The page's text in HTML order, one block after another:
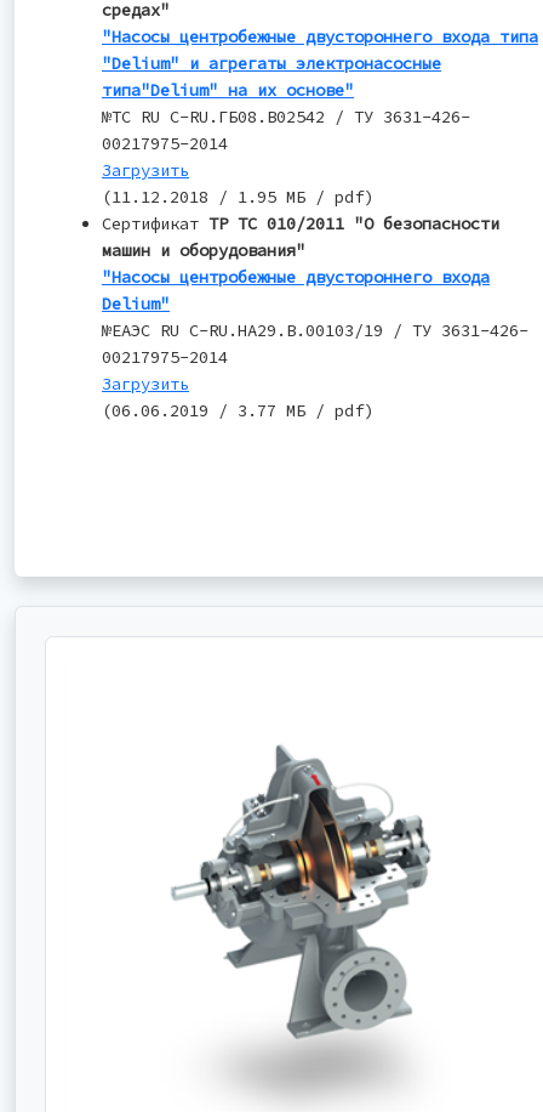
средах"
"Насосы центробежные двустороннего входа типа
"Delium" и агрегаты электронасосные
типа"Delium" на их основе"
№TC RU С-RU.ГБ08.В02542 / ТУ 3631-426-
00217975-2014
Загрузить
(11.12.2018 / 1.95 МБ / pdf)
Сертификат ТР ТС 010/2011 "О безопасности
машин и оборудования"
"Насосы центробежные двустороннего входа
Delium"
№ЕАЭС RU C-RU.НА29.В.00103/19 / ТУ 3631-426-
00217975-2014
Загрузить
(06.06.2019 / 3.77 МБ / pdf)